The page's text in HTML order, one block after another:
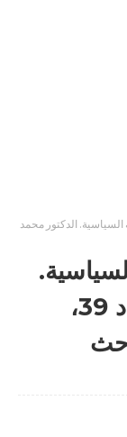
الدكتور محمد
الدكتور محمد الروين، العدد 39،